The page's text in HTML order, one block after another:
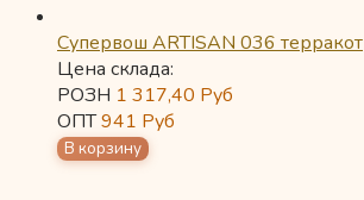
Супервош ARTISAN 036 терракот
Цена склада:
РОЗН 1 317,40 Руб
ОПТ941 Руб